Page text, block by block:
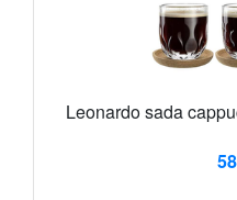
Leonardo sada